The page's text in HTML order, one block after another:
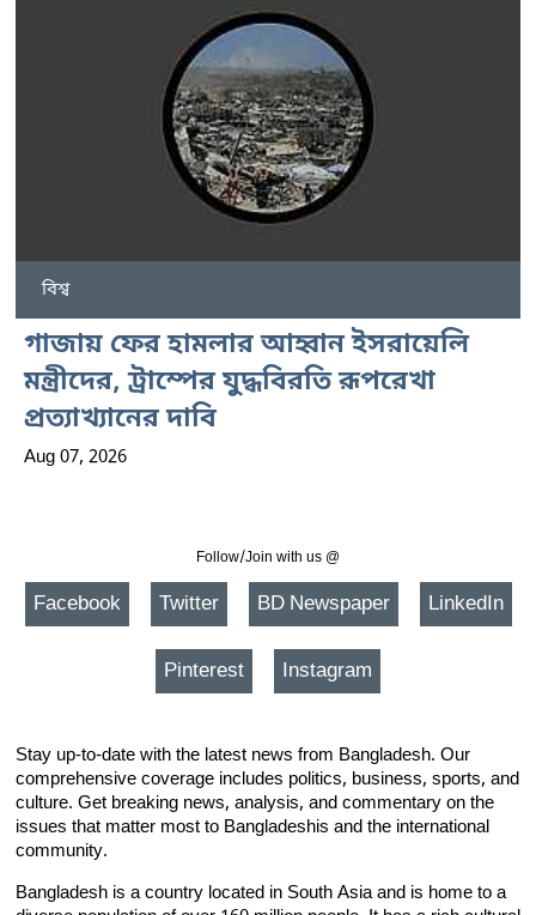
বিশ্ব
গাজায় ফের হামলার আহ্বান ইসরায়েলি
মন্ত্রীদের, ট্রাম্পের যুদ্ধবিরতি রূপরেখা
প্রত্যাখ্যানের দাবি
Aug 07, 2026
Follow/Join with us @
Facebook Twitter BD Newspaper LinkedIn
Pinterest Instagram
Stay up-to-date with the latest news from Bangladesh. Our
comprehensive coverage includes politics, business, sports, and
culture. Get breaking news, analysis, and commentary on the
issues that matter most to Bangladeshis and the international
community.
Bangladesh is a country located in South Asia and is home to a